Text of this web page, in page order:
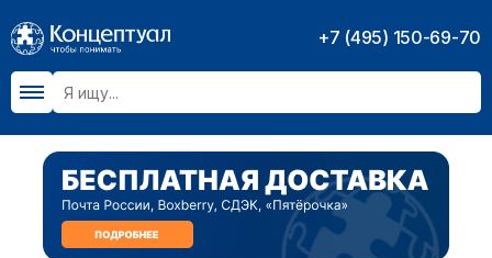
+7 (495) 150-69-70